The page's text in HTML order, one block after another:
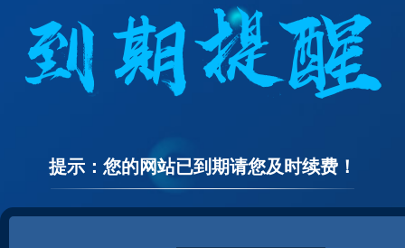
提示：您的网站已到期请您及时续费！